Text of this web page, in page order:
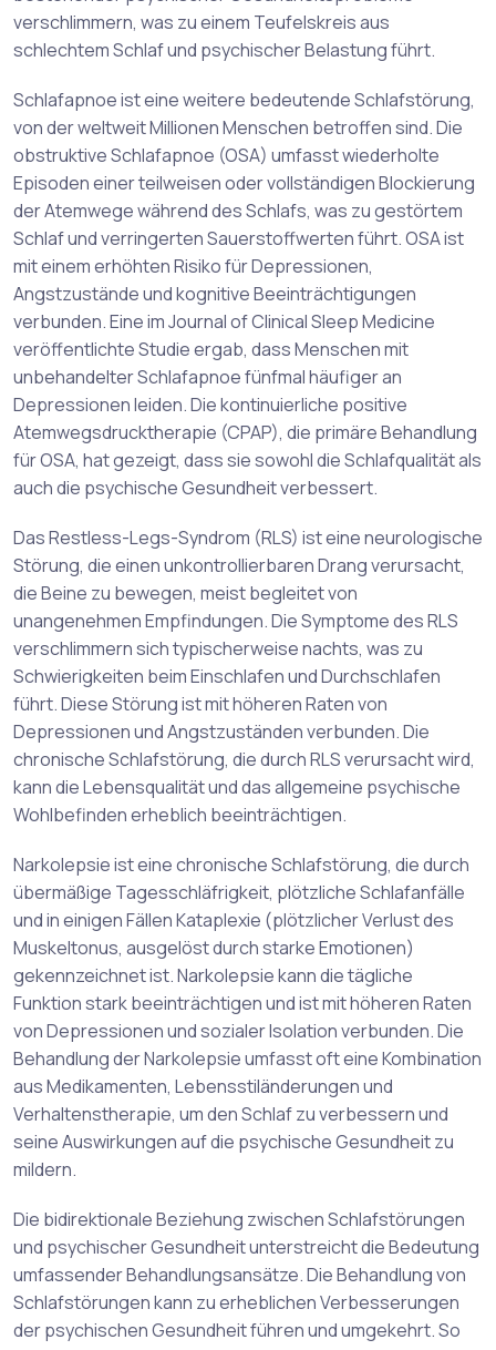
verschlimmern, was zu einem Teufelskreis aus
schlechtem Schlaf und psychischer Belastung führt.
Schlafapnoe ist eine weitere bedeutende Schlafstörung,
von der weltweit Millionen Menschen betroffen sind. Die
obstruktive Schlafapnoe (OSA) umfasst wiederholte
Episoden einer teilweisen oder vollständigen Blockierung
der Atemwege während des Schlafs, was zu gestörtem
Schlaf und verringerten Sauerstoffwerten führt. OSA ist
mit einem erhöhten Risiko für Depressionen,
Angstzustände und kognitive Beeinträchtigungen
verbunden. Eine im Journal of Clinical Sleep Medicine
veröffentlichte Studie ergab, dass Menschen mit
unbehandelter Schlafapnoe fünfmal häufiger an
Depressionen leiden. Die kontinuierliche positive
Atemwegsdrucktherapie (CPAP), die primäre Behandlung
für OSA, hat gezeigt, dass sie sowohl die Schlafqualität als
auch die psychische Gesundheit verbessert.
Das Restless-Legs-Syndrom (RLS) ist eine neurologische
Störung, die einen unkontrollierbaren Drang verursacht,
die Beine zu bewegen, meist begleitet von
unangenehmen Empfindungen. Die Symptome des RLS
verschlimmern sich typischerweise nachts, was zu
Schwierigkeiten beim Einschlafen und Durchschlafen
führt. Diese Störung ist mit höheren Raten von
Depressionen und Angstzuständen verbunden. Die
chronische Schlafstörung, die durch RLS verursacht wird,
kann die Lebensqualität und das allgemeine psychische
Wohlbefinden erheblich beeinträchtigen.
Narkolepsie ist eine chronische Schlafstörung, die durch
übermäßige Tagesschläfrigkeit, plötzliche Schlafanfälle
und in einigen Fällen Kataplexie (plötzlicher Verlust des
Muskeltonus, ausgelöst durch starke Emotionen)
gekennzeichnet ist. Narkolepsie kann die tägliche
Funktion stark beeinträchtigen und ist mit höheren Raten
von Depressionen und sozialer Isolation verbunden. Die
Behandlung der Narkolepsie umfasst oft eine Kombination
aus Medikamenten, Lebensstiländerungen und
Verhaltenstherapie, um den Schlaf zu verbessern und
seine Auswirkungen auf die psychische Gesundheit zu
mildern.
Die bidirektionale Beziehung zwischen Schlafstörungen
und psychischer Gesundheit unterstreicht die Bedeutung
umfassender Behandlungsansätze. Die Behandlung von
Schlafstörungen kann zu erheblichen Verbesserungen
der psychischen Gesundheit führen und umgekehrt. So